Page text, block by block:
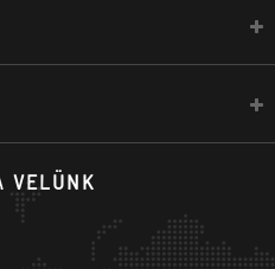
VELÜNK